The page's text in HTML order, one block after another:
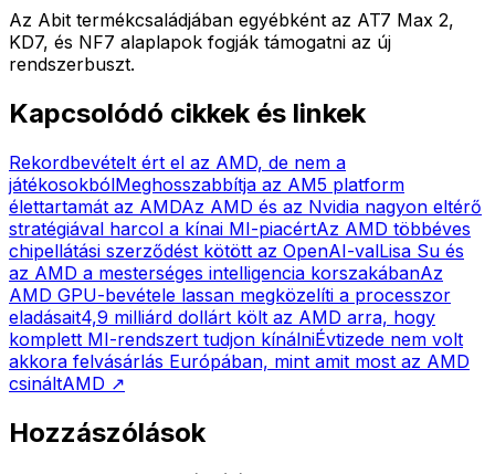
Az Abit termékcsaládjában egyébként az AT7 Max 2,
KD7, és NF7 alaplapok fogják támogatni az új
rendszerbuszt.
Kapcsolódó cikkek és linkek
Rekordbevételt ért el az AMD, de nem a
játékosokbólMeghosszabbítja az AM5 platform
élettartamát az AMDAz AMD és az Nvidia nagyon eltérő
stratégiával harcol a kínai MI-piacértAz AMD többéves
chipellátási szerződést kötött az OpenAI-valLisa Su és
az AMD a mesterséges intelligencia korszakábanAz
AMD GPU-bevétele lassan megközelíti a processzor
eladásait4,9 milliárd dollárt költ az AMD arra, hogy
komplett MI-rendszert tudjon kínálniÉvtizede nem volt
akkora felvásárlás Európában, mint amit most az AMD
csináltAMD ↗
Hozzászólások